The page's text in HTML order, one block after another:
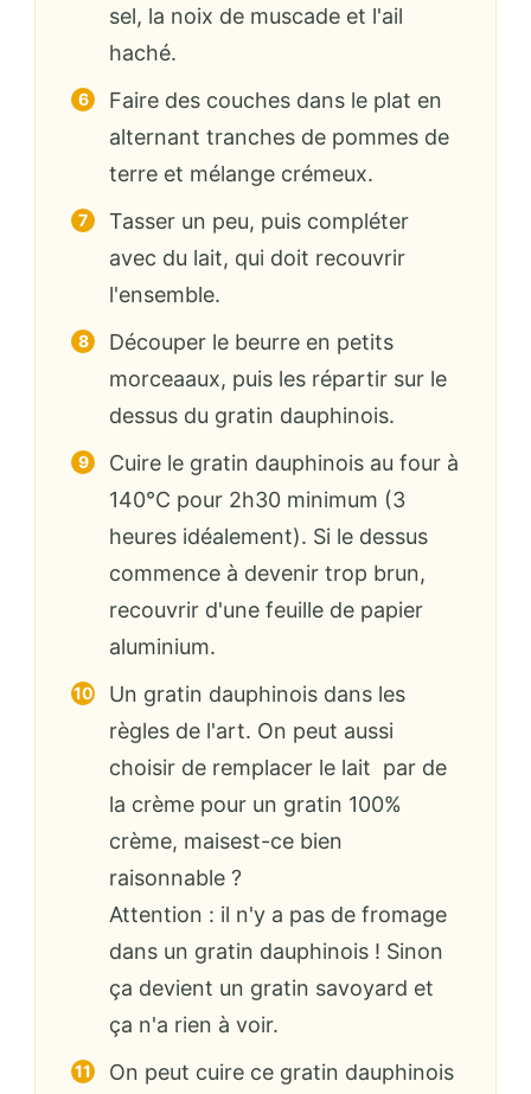
sel, la noix de muscade et l'ail
haché.
Faire des couches dans le plat en
alternant tranches de pommes de
terre et mélange crémeux.
Tasser un peu, puis compléter
avec du lait, qui doit recouvrir
l'ensemble.
Découper le beurre en petits
morceaaux, puis les répartir sur le
dessus du gratin dauphinois.
Cuire le gratin dauphinois au four à
140°C pour 2h30 minimum (3
heures idéalement). Si le dessus
commence à devenir trop brun,
recouvrir d'une feuille de papier
aluminium.
Un gratin dauphinois dans les
règles de l'art. On peut aussi
choisir de remplacer le lait par de
la crème pour un gratin 100%
crème, maisest-ce bien
raisonnable ?
Attention : il n'y a pas de fromage
dans un gratin dauphinois ! Sinon
ça devient un gratin savoyard et
ça n'a rien à voir.
On peut cuire ce gratin dauphinois